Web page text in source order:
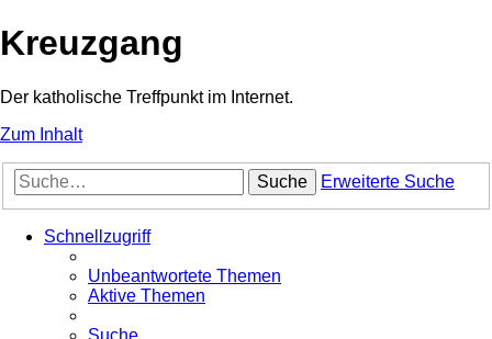
Kreuzgang
Der katholische Treffpunkt im Internet.
Zum Inhalt
Suche Erweiterte Suche
Schnellzugriff
Unbeantwortete Themen
Aktive Themen